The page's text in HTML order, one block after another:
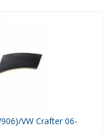
VW Crafter 06-